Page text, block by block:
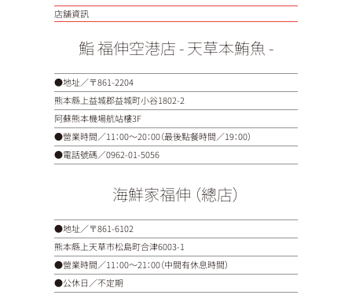
店舖資訊
鮨 福伸空港店 - 天草本鮪魚 -
●地址／〒861-2204
熊本縣上益城郡益城町小谷1802-2
阿蘇熊本機場航站樓3F
●營業時間／11：00～20：00（最後點餐時間／19：00）
●電話號碼／0962-01-5056
海鮮家福伸 （總店）
●地址／〒861-6102
熊本縣上天草市松島町合津6003-1
●營業時間／11：00～21：00（中間有休息時間）
●公休日／不定期